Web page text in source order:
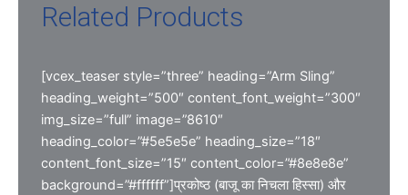
Related Products
[vcex_teaser style=”three” heading=”Arm Sling”
heading_weight=”500″ content_font_weight=”300″
img_size=”full” image=”8610″
heading_color=”#5e5e5e” heading_size=”18″
content_font_size=”15″ content_color=”#8e8e8e”
background=”#ffffff”]प्रकोष्ठ (बाजू का निचला हिस्सा) और